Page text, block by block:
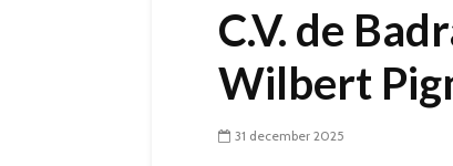
C.V. de
Wilbert
31 december 2025